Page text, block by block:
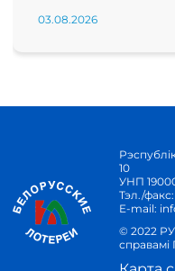
03.08.2026
10
УНП
Тэл./факс:
E-mail:
© 2022
справамі